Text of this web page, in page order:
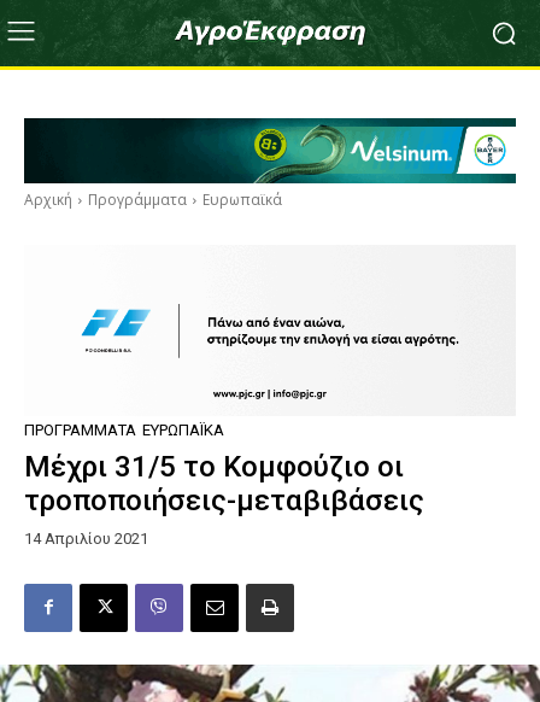
Αρχική Προγράμματα Ευρωπαϊκά
ΠΡΟΓΡΆΜΜΑΤΑ ΕΥΡΩΠΑΪΚΆ
Μέχρι 31/5 το Κομφούζιο οι
τροποποιήσεις-μεταβιβάσεις
14 Απριλίου 2021